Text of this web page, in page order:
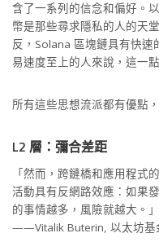
含了一系列的信念和偏好。
幣是那些尋求隱私的人的天
反，Solana 區塊鏈具有快速
易速度至上的人來說，這一
所有這些思想流派都有優點
L2 層：彌合差距
「然而，跨鏈橋和應用程
活動具有反網路效應：如果
的事情越多，風險就越大。」
——Vitalik Buterin, 以太坊基